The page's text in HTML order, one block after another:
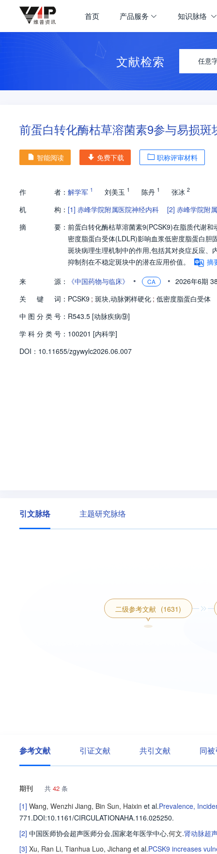
首页 产品服务 知识脉络
文献检索 任意
前蛋白转化酶枯草溶菌素9参与易损
智能阅读 免费下载 职称评审材料
作 者： 解学军 1 刘美玉 1 陈丹 1 张冰 2
机 构： [1] 赤峰学院附属医院神经内科 [2] 赤峰学院附
摘
要： 前蛋白转化酶枯草溶菌素9(PCSK9)在脂质代谢
密度脂蛋白受体(LDLR)影响血浆低密度脂蛋白胆
斑块病理生理机制中的作用,包括其对炎症反应
抑制剂在不稳定斑块中的潜在应用价值。
摘
来
源： 《中国药物与临床》 • CA • 2026年6期
关
键 词： PCSK9 ; 斑块,动脉粥样硬化 ; 低密度脂蛋白受体
中 图 分 类 号： R543.5 [动脉疾病⑨]
学 科 分 类 号： 100201 [内科学]
DOI： 10.11655/zgywylc2026.06.007
引文脉络 主题研究脉络
二级参考文献 (1631)
参考文献 引证文献 共引文献 同
期刊 共 42 条
[1] Wang, Wenzhi Jiang, Bin Sun, Haixin et al.Prevalence,
771 .DOI:10.1161/CIRCULATIONAHA.116.025250.
[2] 中国医师协会超声医师分会,国家老年医学中心,何文.肾动脉超
[3] Xu, Ran Li, Tianhua Luo, Jichang et al.PCSK9 increases